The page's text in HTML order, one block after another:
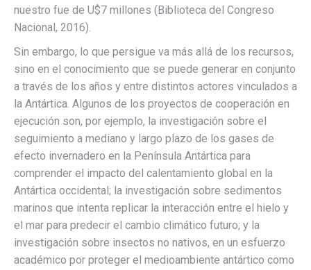
nuestro fue de U$7 millones (Biblioteca del Congreso
Nacional, 2016).
Sin embargo, lo que persigue va más allá de los recursos,
sino en el conocimiento que se puede generar en conjunto
a través de los años y entre distintos actores vinculados a
la Antártica. Algunos de los proyectos de cooperación en
ejecución son, por ejemplo, la investigación sobre el
seguimiento a mediano y largo plazo de los gases de
efecto invernadero en la Península Antártica para
comprender el impacto del calentamiento global en la
Antártica occidental; la investigación sobre sedimentos
marinos que intenta replicar la interacción entre el hielo y
el mar para predecir el cambio climático futuro; y la
investigación sobre insectos no nativos, en un esfuerzo
académico por proteger el medioambiente antártico como